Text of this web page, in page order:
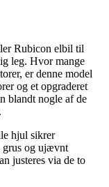
Rubicon elbil til
leg. Hvor mange
er denne model
og et opgraderet
blandt nogle af de
hjul sikrer
grus og ujævnt
justeres via de to